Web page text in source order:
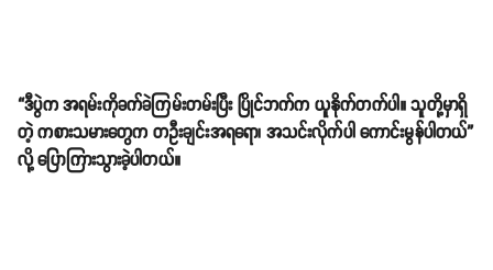
“ဒီပွဲက အရမ်းကိုခက်ခဲကြမ်းတမ်းပြီး ပြိုင်ဘက်က ယူနိုက်တက်ပါ။ သူတို့မှာရှိ
တဲ့ ကစားသမားတွေက တဦးချင်းအရရော၊ အသင်းလိုက်ပါ ကောင်းမွန်ပါတယ်”
လို့ ပြောကြားသွားခဲ့ပါတယ်။